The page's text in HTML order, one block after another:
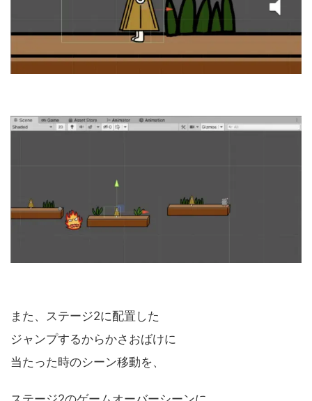
また、ステージ2に配置した
ジャンプするからかさおばけに
当たった時のシーン移動を、